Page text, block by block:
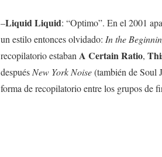
–Liquid Liquid: “Optimo”. En el 2001
un estilo entonces olvidado: In the
recopilatorio estaban A Certain Ratio,
después New York Noise(también de Soul
forma de recopilatorio entre los grupos de